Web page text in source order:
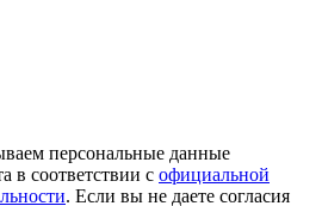
персональные данные
в соответствии с официальной
. Если вы не даете согласия